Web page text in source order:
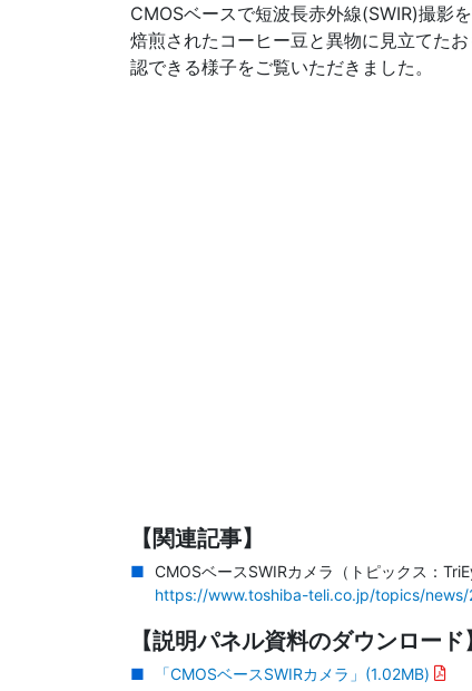
CMOSベースで短波長赤外線(SWIR)撮影
焙煎されたコーヒー豆と異物に見立てた
認できる様子をご覧いただきました。
【関連記事】
CMOSベースSWIRカメラ（トピックス：
https://www.toshiba-teli.co.jp/topics/news/
【説明パネル資料のダウンロード】
「CMOSベースSWIRカメラ」 (1.02MB)